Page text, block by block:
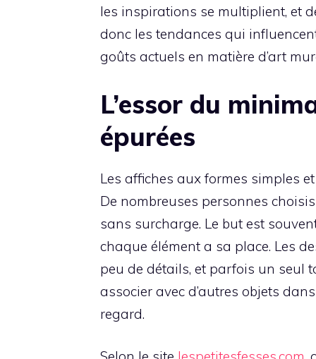
les inspirations se multiplient, et
donc les tendances qui
goûts actuels en matière d’art
L’essor du
épurées
Les affiches aux formes simples
De nombreuses personnes
sans surcharge. Le but est
chaque élément a sa place. Les
peu de détails, et parfois un seul
associer avec d’autres objets
regard.